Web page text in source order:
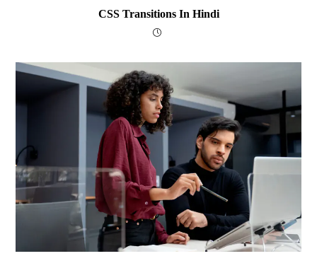
CSS Transitions In Hindi